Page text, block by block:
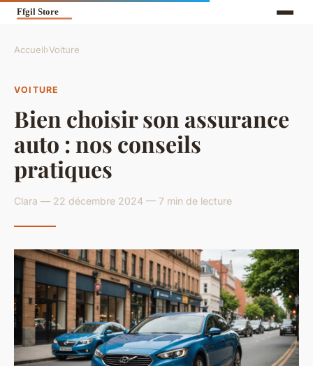
Accueil›Voiture
VOITURE
Bien choisir son assurance
auto : nos conseils
pratiques
Clara — 22 décembre 2024 — 7 min de lecture